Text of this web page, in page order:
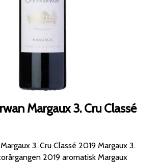
Margaux 3. Cru Classé
2019 Margaux 3.
2019 aromatisk Margaux